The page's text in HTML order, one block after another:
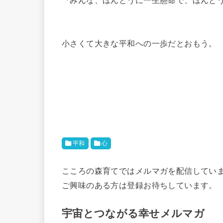
小さくて大きな平和への一歩だとおもう。
平和 心
こころの森育てではメルマガを配信していま
ご興味のある方は登録お待ちしています。
宇宙とつながる幸せメルマガ